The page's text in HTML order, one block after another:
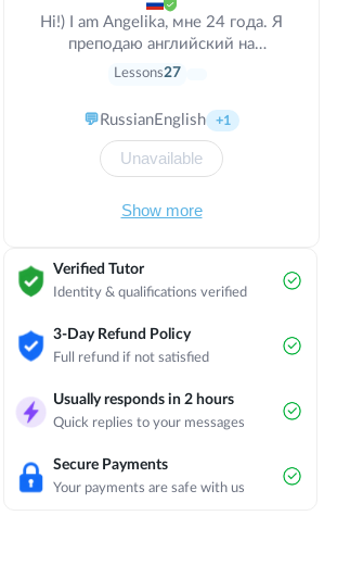
Hi!) I am Angelika, мне 24 года. Я
преподаю английский на
протяжении 2 лет. 1 год я работал в
месяцев преподавал английский в
детском саду в Китае. И в течение 3
месяцев преподавала английский в
Испании для подростков. Я жила и
Англии, много общалась с
течение 3 месяцев в Южной
Африке, где английский также
является основным языком. Я
предпочитаю преподавать уроки в
игровой форме, петь песни,
говорить по-английски!)
Lessons27
💬RussianEnglish +1
Unavailable
Show more
Verified Tutor
Identity & qualifications verified
3-Day Refund Policy
Full refund if not satisfied
Usually responds in 2 hours
Quick replies to your messages
Secure Payments
Your payments are safe with us